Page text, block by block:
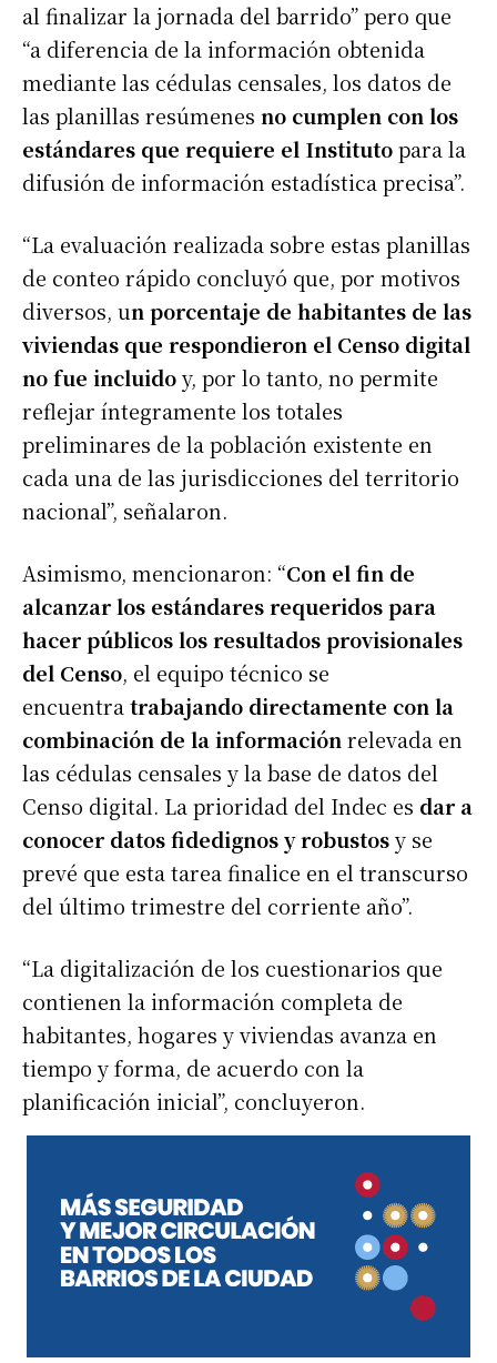
al finalizar la jornada del barrido” pero que
“a diferencia de la información obtenida
mediante las cédulas censales, los datos de
las planillas resúmenes no cumplen con los
estándares que requiere el Institutopara la
difusión de información estadística precisa”.
“La evaluación realizada sobre estas planillas
de conteo rápido concluyó que, por motivos
diversos, un porcentaje de habitantes de las
viviendas que respondieron el Censo digital
no fue incluidoy, por lo tanto, no permite
reflejar íntegramente los totales
preliminares de la población existente en
cada una de las jurisdicciones del territorio
nacional”, señalaron.
Asimismo, mencionaron: “Con el fin de
alcanzar los estándares requeridos para
hacer públicos los resultados provisionales
del Censo, el equipo técnico se
encuentra trabajando directamente con la
combinación de la información relevada en
las cédulas censales y la base de datos del
Censo digital. La prioridad del Indec es dar a
conocer datos fidedignos y robustosy se
prevé que esta tarea finalice en el transcurso
del último trimestre del corriente año”.
“La digitalización de los cuestionarios que
contienen la información completa de
habitantes, hogares y viviendas avanza en
tiempo y forma, de acuerdo con la
planificación inicial”, concluyeron.